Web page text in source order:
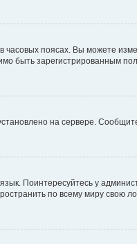
поясах. Вы можете
быть зарегистрированным
на сервере.
Поинтересуйтесь у
по всему миру свою